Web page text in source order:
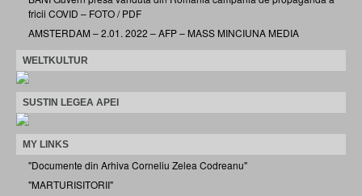
fricii COVID – FOTO / PDF
AMSTERDAM – 2.01. 2022 – AFP – MASS MINCIUNA MEDIA
WELTKULTUR
SUSTIN LEGEA APEI
MY LINKS
"Documente din Arhiva Corneliu Zelea Codreanu"
"MARTURISITORII"